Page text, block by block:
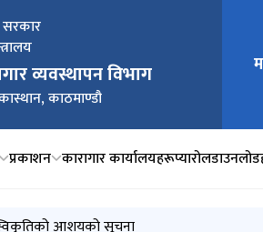
व्यवस्थापन विभाग
काठमाण्डौ
मुख्य
प्रकाशन कारागार कार्यालयहरूप्यारोल
सुझाव पठाई सहयोग गरिदिनुहुन ।
आशयको सूचना
खरिदसम्बन्धी बोलपत्र आह्‍वानको सूचना
११ सम्म फरार रहेका कैदीबन्दीहरूको अध्यावधिक